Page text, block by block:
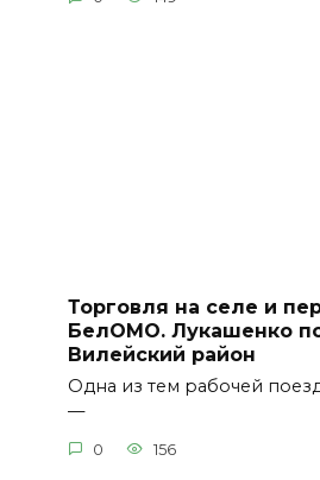
Торговля на селе и
БелОМО. Лукашенко
Вилейский район
Одна из тем рабочей
—
0 156